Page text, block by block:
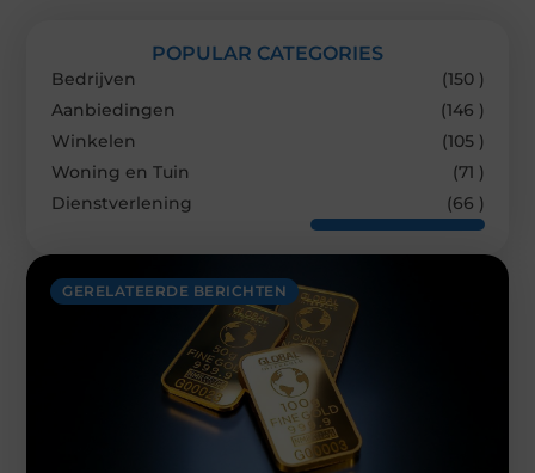
GERELATEERDE BERICHTEN
POPULAR CATEGORIES
Bedrijven
(150 )
Aanbiedingen
(146 )
Winkelen
(105 )
Woning en Tuin
(71 )
Dienstverlening
(66 )